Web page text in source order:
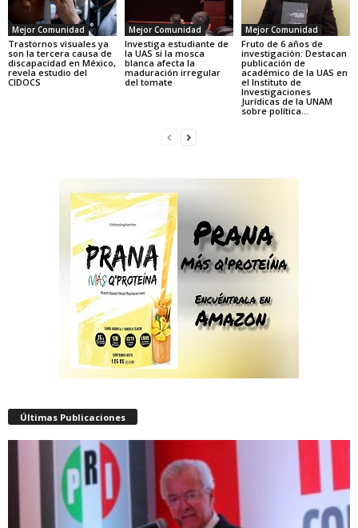
Mejor Comunidad
Trastornos visuales ya
son la tercera causa de
discapacidad en México,
revela estudio del
CIDOCS
Mejor Comunidad
Investiga estudiante de
la UAS si la mosca
blanca afecta la
maduración irregular
del tomate
Mejor Comunidad
Fruto de 6 años de
investigación: Destacan
publicación de
académico de la UAS en
el Instituto de
Investigaciones
Jurídicas de la UNAM
sobre política...
Últimas Publicaciones